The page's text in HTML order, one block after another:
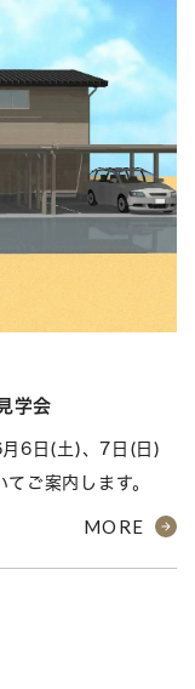
学会
月6日(土)、7日(日)
ご案内します。
MORE